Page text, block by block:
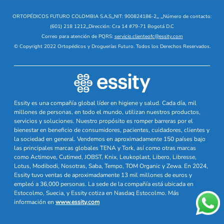
ORTOPÉDICOS FUTURO COLOMBIA S.A.S_NIT: 900824186-2_ _Número de contacto:
(601) 218 1212_Dirección: Cra 14 #79-71 Bogotá D.C
Correo para atención de PQRS: servicio.clienteofc@essity.com
© Copyright 2022 Ortopédicos y Droguerías Futuro. Todos los Derechos Reservados.
Essity es una compañía global líder en higiene y salud. Cada día, mil
millones de personas, en todo el mundo, utilizan nuestros productos,
servicios y soluciones. Nuestro propósito es romper barreras por el
bienestar en beneficio de consumidores, pacientes, cuidadores, clientes y
la sociedad en general. Vendemos en aproximadamente 150 países bajo
las principales marcas globales TENA y Tork, así como otras marcas
como Actimove, Cutimed, JOBST, Knix, Leukoplast, Libero, Libresse,
Lotus, Modibodi, Nosotras, Saba, Tempo, TOM Organic y Zewa. En 2024,
Essity tuvo ventas de aproximadamente 13 mil millones de euros y
empleó a 36,000 personas. La sede de la compañía está ubicada en
Estocolmo, Suecia, y Essity cotiza en Nasdaq Estocolmo. Más
información en www.essity.com